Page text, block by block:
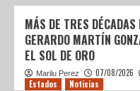
MÁS DE TRES
GERARDO MARTÍN
EL SOL DE ORO
Marilu Perez 07/08/2026
Estados Noticias